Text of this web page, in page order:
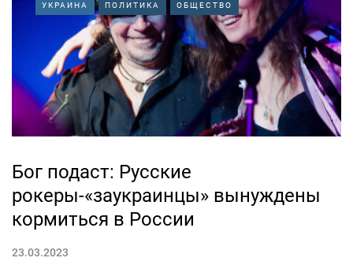
УКРАИНА ПОЛИТИКА ОБЩЕСТВО
Бог подаст: Русские
рокеры-«заукраинцы» вынуждены
кормиться в России
23.03.2023